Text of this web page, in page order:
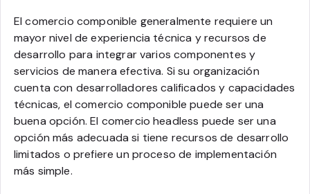
El comercio componible generalmente requiere un
mayor nivel de experiencia técnica y recursos de
desarrollo para integrar varios componentes y
servicios de manera efectiva. Si su organización
cuenta con desarrolladores calificados y capacidades
técnicas, el comercio componible puede ser una
buena opción. El comercio headless puede ser una
opción más adecuada si tiene recursos de desarrollo
limitados o prefiere un proceso de implementación
más simple.